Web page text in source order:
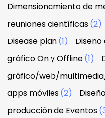
Dimensionamiento de
reuniones científicas(2)
Disease plan(1)
gráfico On y Offline(1)
gráfico/web/
apps móviles(2)
producción de Eventos